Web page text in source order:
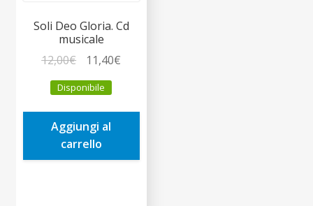
Soli Deo Gloria. Cd
musicale
12,00€
prezzo
originale
era:
12,00€.
11,40€
è:
Disponibile
Aggiungi al
carrello